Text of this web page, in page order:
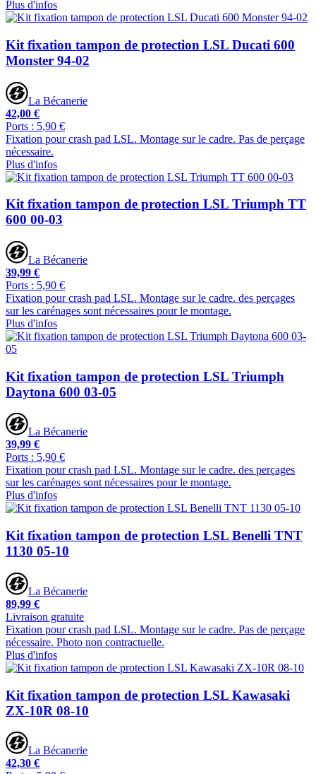
Plus d'infos
Kit fixation tampon de protection LSL Ducati 600
Monster 94-02
La Bécanerie
42,00 €
Ports : 5,90 €
Fixation pour crash pad LSL. Montage sur le cadre. Pas de perçage
nécessaire.
Plus d'infos
Kit fixation tampon de protection LSL Triumph TT
600 00-03
La Bécanerie
39,99 €
Ports : 5,90 €
Fixation pour crash pad LSL. Montage sur le cadre. des perçages
sur les carénages sont nécessaires pour le montage.
Plus d'infos
Kit fixation tampon de protection LSL Triumph
Daytona 600 03-05
La Bécanerie
39,99 €
Ports : 5,90 €
Fixation pour crash pad LSL. Montage sur le cadre. des perçages
sur les carénages sont nécessaires pour le montage.
Plus d'infos
Kit fixation tampon de protection LSL Benelli TNT
1130 05-10
La Bécanerie
89,99 €
Livraison gratuite
Fixation pour crash pad LSL. Montage sur le cadre. Pas de perçage
nécessaire. Photo non contractuelle.
Plus d'infos
Kit fixation tampon de protection LSL Kawasaki
ZX-10R 08-10
La Bécanerie
42,30 €